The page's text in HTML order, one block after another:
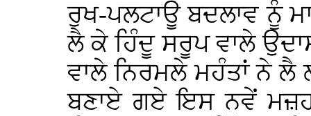
ਰੁਖ-ਪਲਟਾਊ ਬਦਲਾਵ ਨੂੰ
ਲੈ ਕੇ ਹਿੰਦੂ ਸਰੂਪ ਵਾਲੇ
ਵਾਲੇ ਨਿਰਮਲੇ ਮਹੰਤਾਂ ਨੇ
ਬਣਾਏ ਗਏ ਇਸ ਨਵੇਂ